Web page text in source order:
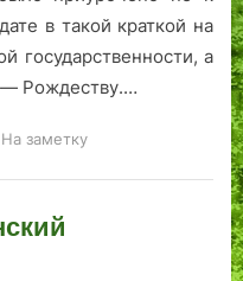
в такой краткой на
государственности, а
— Рождеству.…
На заметку